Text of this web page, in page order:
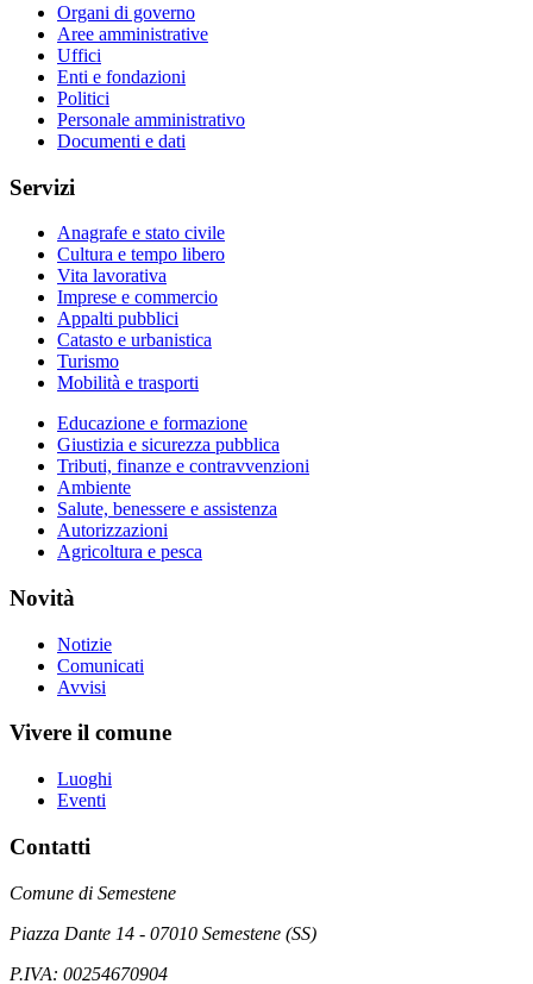
Organi di governo
Aree amministrative
Uffici
Enti e fondazioni
Politici
Personale amministrativo
Documenti e dati
Servizi
Anagrafe e stato civile
Cultura e tempo libero
Vita lavorativa
Imprese e commercio
Appalti pubblici
Catasto e urbanistica
Turismo
Mobilità e trasporti
Educazione e formazione
Giustizia e sicurezza pubblica
Tributi, finanze e contravvenzioni
Ambiente
Salute, benessere e assistenza
Autorizzazioni
Agricoltura e pesca
Novità
Notizie
Comunicati
Avvisi
Vivere il comune
Luoghi
Eventi
Contatti
Comune di Semestene
Piazza Dante 14 - 07010 Semestene (SS)
P.IVA: 00254670904